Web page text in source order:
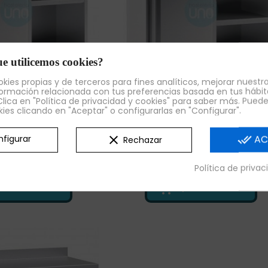
Español
Profesionales
1 Metro Ancho, 1
MCF6101
CARRITO!
Apoya Comercio Español
Venta para Profesionales
Mueble Cafetero 1 Metro
Fondo 60 cm, 2 Estantes
693,00 € + IVA
 ¡AL CARRITO!
utilicemos cookies?
propias y de terceros para fines analíticos, mejorar
relacionada con tus preferencias basada en tus
en "Política de privacidad y cookies" para saber más.
clicando en "Aceptar" o configurarlas en "Configurar".
done_all
clear Rechazar
Política de